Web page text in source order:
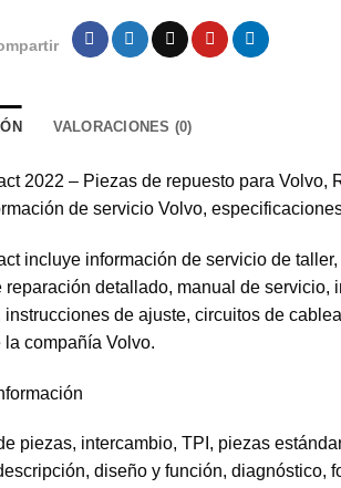
VALORACIONES (0)
2022 – Piezas de repuesto para
de servicio Volvo,
incluye información de servicio de
reparación detallado, manual de
instrucciones de ajuste, circuitos de
la compañía Volvo.
piezas, intercambio, TPI, piezas
diseño y función, diagnóstico,